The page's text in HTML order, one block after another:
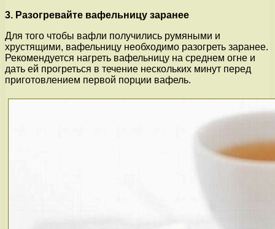
3. Разогревайте вафельницу заранее
Для того чтобы вафли получились румяными и
хрустящими, вафельницу необходимо разогреть заранее.
Рекомендуется нагреть вафельницу на среднем огне и
дать ей прогреться в течение нескольких минут перед
приготовлением первой порции вафель.